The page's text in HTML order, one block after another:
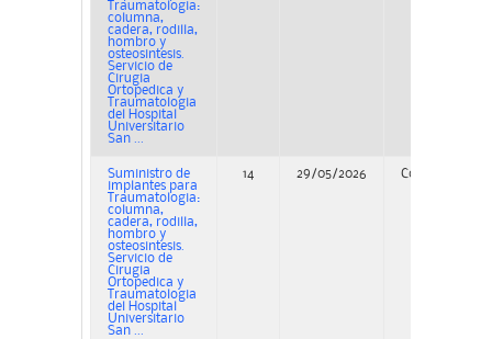
Traumatologia:
columna,
cadera, rodilla,
hombro y
osteosintesis.
Servicio de
Cirugia
Ortopedica y
Traumatologia
del Hospital
Universitario
San ...
Suministro de
implantes para
Traumatologia:
columna,
cadera, rodilla,
hombro y
osteosintesis.
Servicio de
Cirugia
Ortopedica y
Traumatologia
del Hospital
Universitario
San ...
14 29/05/2026 Concurso